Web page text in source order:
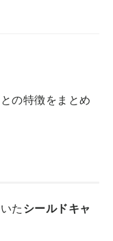
の特徴をまとめ
たシールドキャ